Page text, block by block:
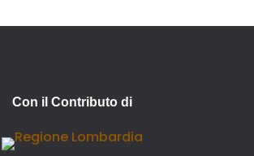
Con il Contributo di